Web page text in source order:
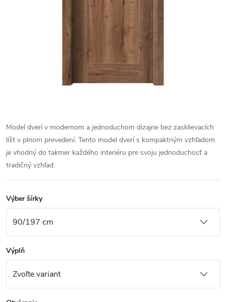
Model dverí v modernom a jednoduchom dizajne bez zasklievacích
líšt v plnom prevedení. Tento model dverí s kompaktným vzhľadom
je vhodný do takmer každého interiéru pre svoju jednoduchosť a
tradičný vzhľad.
Výber šírky
Výplň